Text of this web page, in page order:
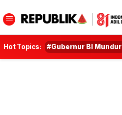
Hot Topics: #Gubernur BI Mundur